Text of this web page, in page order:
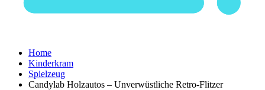
Home
Kinderkram
Spielzeug
Candylab Holzautos – Unverwüstliche Retro-Flitzer